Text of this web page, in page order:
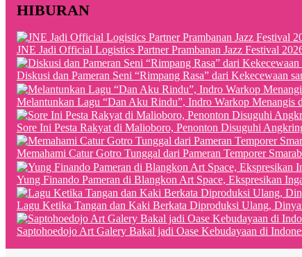
HIBURAN
JNE Jadi Official Logistics Partner Prambanan Jazz Festival
Diskusi dan Pameran Seni “Rimpang Rasa” dari Kekecewaan
Melantunkan Lagu “Dan Aku Rindu”, Indro Warkop Menangis
Sore Ini Pesta Rakyat di Malioboro, Penonton Disuguhi
Memahami Catur Gotro Tunggal dari Pameran Temporer
Yung Finando Pameran di Blangkon Art Space, Ekspresikan
Lagu Ketika Tangan dan Kaki Berkata Diproduksi Ulang,
Saptohoedojo Art Galery Bakal jadi Oase Kebudayaan di